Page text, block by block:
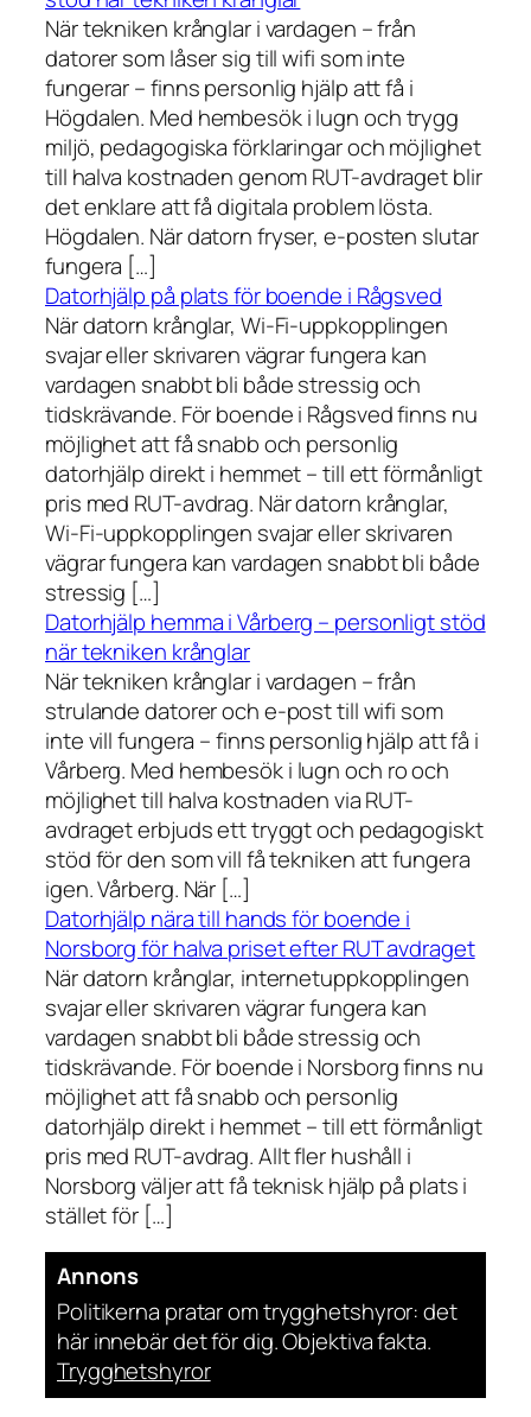
När tekniken krånglar i vardagen – från
datorer som låser sig till wifi som inte
fungerar – finns personlig hjälp att få i
Högdalen. Med hembesök i lugn och trygg
miljö, pedagogiska förklaringar och möjlighet
till halva kostnaden genom RUT-avdraget blir
det enklare att få digitala problem lösta.
Högdalen. När datorn fryser, e-posten slutar
fungera […]
Datorhjälp på plats för boende i Rågsved
När datorn krånglar, Wi-Fi-uppkopplingen
svajar eller skrivaren vägrar fungera kan
vardagen snabbt bli både stressig och
tidskrävande. För boende i Rågsved finns nu
möjlighet att få snabb och personlig
datorhjälp direkt i hemmet – till ett förmånligt
pris med RUT-avdrag. När datorn krånglar,
Wi-Fi-uppkopplingen svajar eller skrivaren
vägrar fungera kan vardagen snabbt bli både
stressig […]
Datorhjälp hemma i Vårberg – personligt stöd
när tekniken krånglar
När tekniken krånglar i vardagen – från
strulande datorer och e-post till wifi som
inte vill fungera – finns personlig hjälp att få i
Vårberg. Med hembesök i lugn och ro och
möjlighet till halva kostnaden via RUT-
avdraget erbjuds ett tryggt och pedagogiskt
stöd för den som vill få tekniken att fungera
igen. Vårberg. När […]
Datorhjälp nära till hands för boende i
Norsborg för halva priset efter RUT avdraget
När datorn krånglar, internetuppkopplingen
svajar eller skrivaren vägrar fungera kan
vardagen snabbt bli både stressig och
tidskrävande. För boende i Norsborg finns nu
möjlighet att få snabb och personlig
datorhjälp direkt i hemmet – till ett förmånligt
pris med RUT-avdrag. Allt fler hushåll i
Norsborg väljer att få teknisk hjälp på plats i
stället för […]
Annons
Politikerna pratar om trygghetshyror: det
här innebär det för dig. Objektiva fakta.
Trygghetshyror